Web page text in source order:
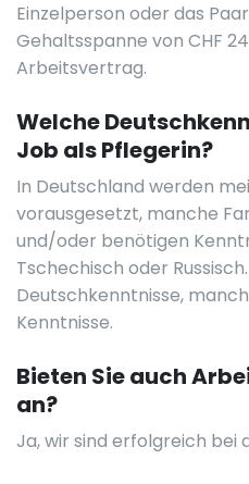
Einzelperson oder das
Gehaltsspanne von CHF
Arbeitsvertrag.
Welche
Job als Pflegerin?
In Deutschland werden
vorausgesetzt, manche
und/oder benötigen
Tschechisch oder
Deutschkenntnisse,
Kenntnisse.
Bieten Sie auch
an?
Ja, wir sind erfolgreich bei